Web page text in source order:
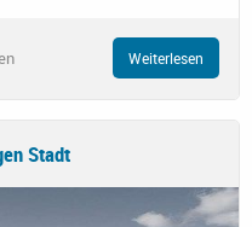
Weiterlesen
Stadt